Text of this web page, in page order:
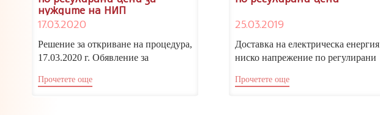
нуждите на НИП
17.03.2020
Решение за откриване на процедура,
17.03.2020 г. Обявление за
Договор, 16.06.2020...
Прочетете още
25.03.2019
Доставка на електрическа енергия
ниско напрежение по регулирани
институт на...
Прочетете още